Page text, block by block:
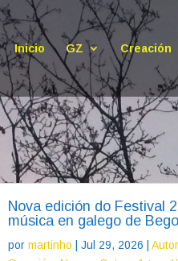
Inicio GZ Creación
Nova edición do Festival
música en galego de
pormartinho |Jul 29, 2026 |